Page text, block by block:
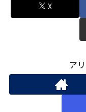
X
ア